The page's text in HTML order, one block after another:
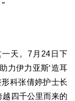
天。7月24日下
力伊力亚斯‘造耳
形科张倩婷护士长
四千公里而来的